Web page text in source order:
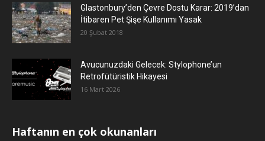
Glastonbury’den Çevre Dostu Karar: 2019’dan
İtibaren Pet Şişe Kullanımı Yasak
20 Şubat 2018
Avucunuzdaki Gelecek: Stylophone’un
Retrofütüristik Hikayesi
16 Mart 2026
Haftanın en çok okunanları